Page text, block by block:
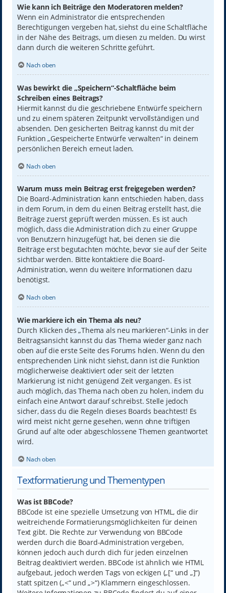
Wie kann ich Beiträge den Moderatoren melden?
Wenn ein Administrator die entsprechenden
Berechtigungen vergeben hat, siehst du eine Schaltfläche
in der Nähe des Beitrags, um diesen zu melden. Du wirst
dann durch die weiteren Schritte geführt.
Nach oben
Was bewirkt die „Speichern“-Schaltfläche beim
Schreiben eines Beitrags?
Hiermit kannst du die geschriebene Entwürfe speichern
und zu einem späteren Zeitpunkt vervollständigen und
absenden. Den gesicherten Beitrag kannst du mit der
Funktion „Gespeicherte Entwürfe verwalten“ in deinem
persönlichen Bereich erneut laden.
Nach oben
Warum muss mein Beitrag erst freigegeben werden?
Die Board-Administration kann entschieden haben, dass
in dem Forum, in dem du einen Beitrag erstellt hast, die
Beiträge zuerst geprüft werden müssen. Es ist auch
möglich, dass die Administration dich zu einer Gruppe
von Benutzern hinzugefügt hat, bei denen sie die
Beiträge erst begutachten möchte, bevor sie auf der Seite
sichtbar werden. Bitte kontaktiere die Board-
Administration, wenn du weitere Informationen dazu
benötigst.
Nach oben
Wie markiere ich ein Thema als neu?
Durch Klicken des „Thema als neu markieren“-Links in der
Beitragsansicht kannst du das Thema wieder ganz nach
oben auf die erste Seite des Forums holen. Wenn du den
entsprechenden Link nicht siehst, dann ist die Funktion
möglicherweise deaktiviert oder seit der letzten
Markierung ist nicht genügend Zeit vergangen. Es ist
auch möglich, das Thema nach oben zu holen, indem du
einfach eine Antwort darauf schreibst. Stelle jedoch
sicher, dass du die Regeln dieses Boards beachtest! Es
wird meist nicht gerne gesehen, wenn ohne triftigen
Grund auf alte oder abgeschlossene Themen geantwortet
wird.
Nach oben
Textformatierung und Thementypen
Was ist BBCode?
BBCode ist eine spezielle Umsetzung von HTML, die dir
weitreichende Formatierungsmöglichkeiten für deinen
Text gibt. Die Rechte zur Verwendung von BBCode
werden durch die Board-Administration vergeben,
können jedoch auch durch dich für jeden einzelnen
Beitrag deaktiviert werden. BBCode ist ähnlich wie HTML
aufgebaut, jedoch werden Tags von eckigen („[“ und „]“)
statt spitzen („<“ und „>“) Klammern eingeschlossen.